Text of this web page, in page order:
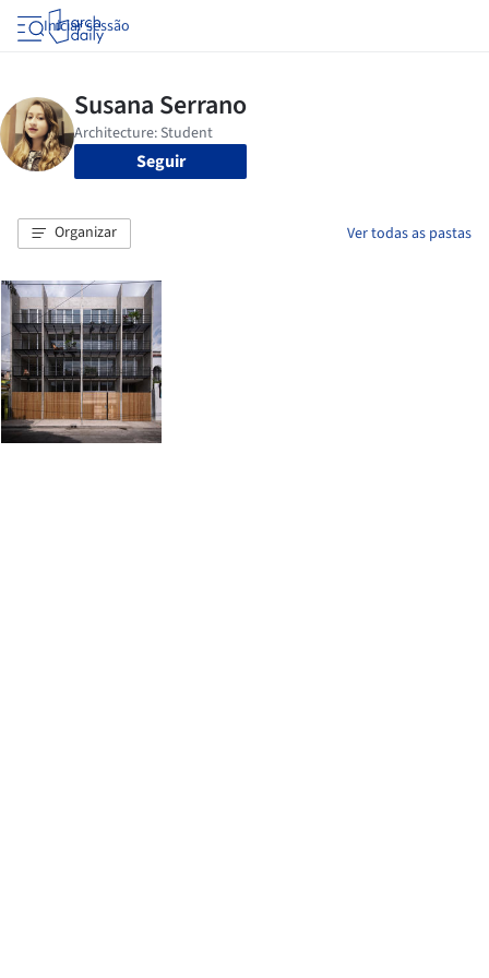
Iniciar sessão
Seguir
Organizar Ver todas as pastas